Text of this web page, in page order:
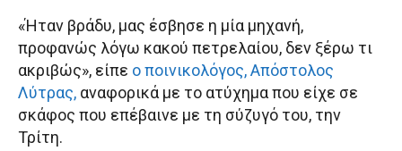
«Ήταν βράδυ, μας έσβησε η μία μηχανή,
προφανώς λόγω κακού πετρελαίου, δεν ξέρω τι
ακριβώς», είπε ο ποινικολόγος, Απόστολος
Λύτρας, αναφορικά με το ατύχημα που είχε σε
σκάφος που επέβαινε με τη σύζυγό του, την
Τρίτη.